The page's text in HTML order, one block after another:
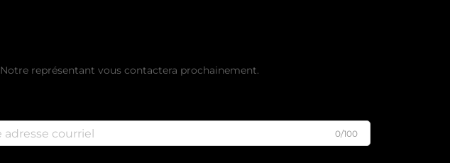
Notre représentant vous contactera prochainement.
0/100